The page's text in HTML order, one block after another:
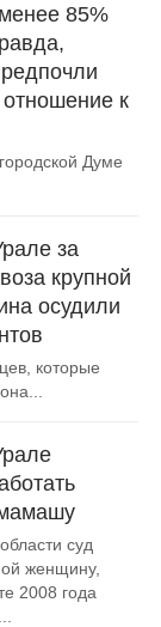
85%
к
Думе
за
крупной
осудили
которые
суд
женщину,
2008 года